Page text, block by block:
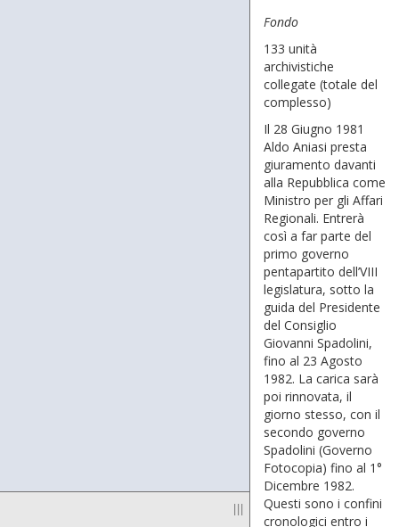
|||
Fondo
133 unità
archivistiche
collegate (totale del
complesso)
Il 28 Giugno 1981
Aldo Aniasi presta
giuramento davanti
alla Repubblica come
Mi­nistro per gli Affari
Regionali. Entrerà
così a far parte del
primo governo
pentaparti­to dell’VIII
legislatura, sotto la
guida del Presidente
del Consiglio
Giovanni Spadolini,
fino al 23 Agosto
1982. La carica sarà
poi rinnovata, il
giorno stesso, con il
secondo governo
Spadolini (Governo
Fotocopia) fino al 1°
Dicembre 1982.
Questi sono i confini
cronologici entro i